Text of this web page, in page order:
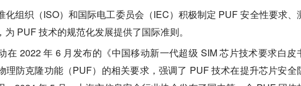
化组织（ISO）和国际电工委员会（IEC）积极制定 PUF 安全性要求、
PUF 技术的规范化发展提供了国际准则。
在 2022 年 6 月发布的《中国移动新一代超级 SIM 芯片技术要求白皮
理防克隆功能（PUF）的相关要求，强调了 PUF 技术在提升芯片安全